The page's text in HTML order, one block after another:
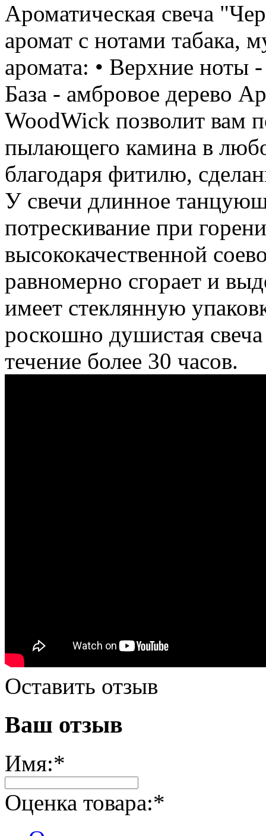
Ароматическая свеча
аромат с нотами табака,
аромата: • Верхние ноты
База - амбровое дерево
WoodWick позволит вам
пылающего камина в
благодаря фитилю,
У свечи длинное
потрескивание при
высококачественной
равномерно сгорает и
имеет стеклянную
роскошно душистая
течение более 30 часов.
Оставить отзыв
Ваш отзыв
Имя:*
Оценка товара:*